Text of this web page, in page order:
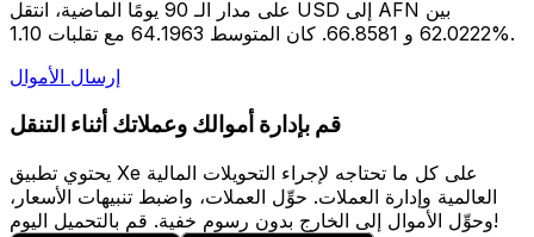
على مدار الـ 90 يومًا الماضية، انتقل USD إلى AFN بين
62.0222 و 66.8581. كان المتوسط 64.1963 مع تقلبات 1.10%.
إرسال الأموال
قم بإدارة أموالك وعملاتك أثناء التنقل
يحتوي تطبيق Xe على كل ما تحتاجه لإجراء التحويلات المالية
العالمية وإدارة العملات. حوِّل العملات، واضبط تنبيهات الأسعار،
وحوِّل الأموال إلى الخارج بدون رسوم خفية. قم بالتحميل اليوم!